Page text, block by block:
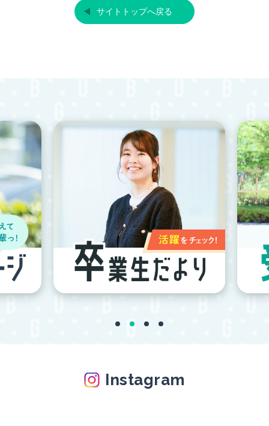
サイトトップへ戻る
Instagram